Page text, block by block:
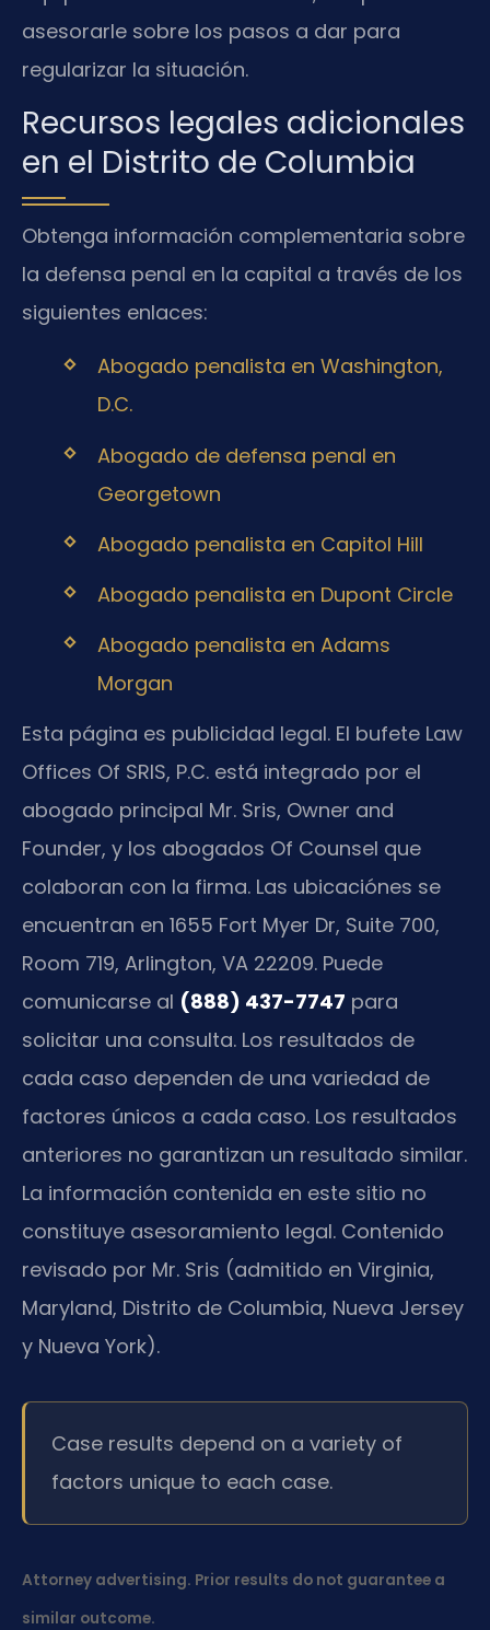
asesorarle sobre los pasos a dar para
regularizar la situación.
Recursos legales adicionales
en el Distrito de Columbia
Obtenga información complementaria sobre
la defensa penal en la capital a través de los
siguientes enlaces:
Abogado penalista en Washington,
D.C.
Abogado de defensa penal en
Georgetown
Abogado penalista en Capitol Hill
Abogado penalista en Dupont Circle
Abogado penalista en Adams
Morgan
Esta página es publicidad legal. El bufete Law
Offices Of SRIS, P.C. está integrado por el
abogado principal Mr. Sris, Owner and
Founder, y los abogados Of Counsel que
colaboran con la firma. Las ubicaciónes se
encuentran en 1655 Fort Myer Dr, Suite 700,
Room 719, Arlington, VA 22209. Puede
comunicarse al (888) 437-7747 para
solicitar una consulta. Los resultados de
cada caso dependen de una variedad de
factores únicos a cada caso. Los resultados
anteriores no garantizan un resultado similar.
La información contenida en este sitio no
constituye asesoramiento legal. Contenido
revisado por Mr. Sris (admitido en Virginia,
Maryland, Distrito de Columbia, Nueva Jersey
y Nueva York).
Case results depend on a variety of
factors unique to each case.
Attorney advertising. Prior results do not guarantee a
similar outcome.